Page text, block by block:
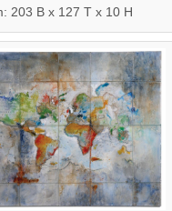
203 B x 127 T x 10 H